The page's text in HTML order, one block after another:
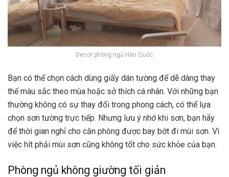
Decor phòng ngủ Hàn Quốc
Bạn có thể chọn cách dùng giấy dán tường để dễ dàng thay
thế màu sắc theo mùa hoặc sở thích cá nhân. Với những bạn
thường không có sự thay đổi trong phong cách, có thể lựa
chọn sơn tường trực tiếp. Nhưng lưu ý nhớ khi sơn, bạn hãy
để thời gian nghỉ cho căn phòng được bay bớt đi mùi sơn. Vì
việc hít phải mùi sơn cũng không tốt cho sức khỏe của bạn.
Phòng ngủ không giường tối giản